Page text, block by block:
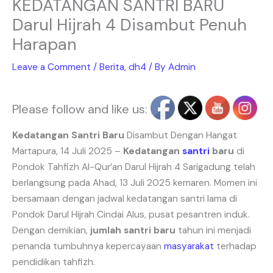
KEDATANGAN SANTRI BARU
Darul Hijrah 4 Disambut Penuh
Harapan
Leave a Comment / Berita, dh4 / By Admin
Please follow and like us:
Kedatangan Santri Baru Disambut Dengan Hangat
Martapura, 14 Juli 2025 – Kedatangan santri baru di
Pondok Tahfizh Al-Qur’an Darul Hijrah 4 Sarigadung telah
berlangsung pada Ahad, 13 Juli 2025 kemaren. Momen ini
bersamaan dengan jadwal kedatangan santri lama di
Pondok Darul Hijrah Cindai Alus, pusat pesantren induk.
Dengan demikian, jumlah santri baru tahun ini menjadi
penanda tumbuhnya kepercayaan masyarakat terhadap
pendidikan tahfizh.